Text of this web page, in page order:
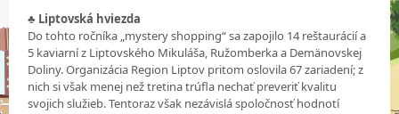
♣ Liptovská hviezda
Do tohto ročníka „mystery shopping“ sa zapojilo 14 reštaurácií a
5 kaviarní z Liptovského Mikuláša, Ružomberka a Demänovskej
Doliny. Organizácia Region Liptov pritom oslovila 67 zariadení; z
nich si však menej než tretina trúfla nechať preveriť kvalitu
svojich služieb. Tentoraz však nezávislá spoločnosť hodnotí